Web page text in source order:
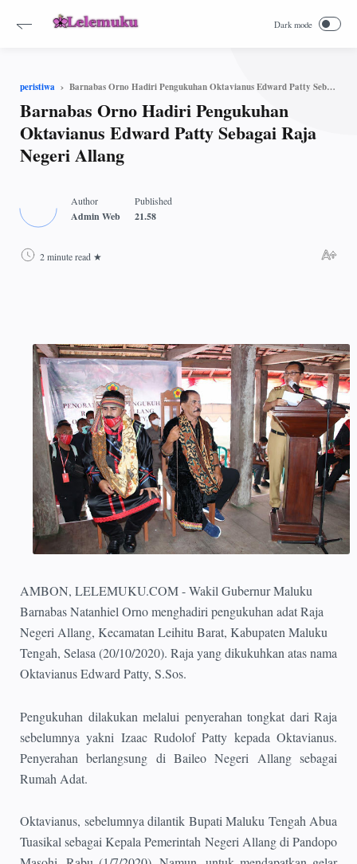
peristiwa Barnabas Orno Hadiri Pengukuhan Oktavianus Edward Patty Sebagai Raja Negeri Allang
Barnabas Orno Hadiri Pengukuhan
Oktavianus Edward Patty Sebagai Raja
Negeri Allang
2 minute read
AMBON, LELEMUKU.COM - Wakil Gubernur Maluku
Barnabas Natanhiel Orno menghadiri pengukuhan adat Raja
Negeri Allang, Kecamatan Leihitu Barat, Kabupaten Maluku
Tengah, Selasa (20/10/2020). Raja yang dikukuhkan atas nama
Oktavianus Edward Patty, S.Sos.
Pengukuhan dilakukan melalui penyerahan tongkat dari Raja
sebelumnya yakni Izaac Rudolof Patty kepada Oktavianus.
Penyerahan berlangsung di Baileo Negeri Allang sebagai
Rumah Adat.
Oktavianus, sebelumnya dilantik Bupati Maluku Tengah Abua
Tuasikal sebagai Kepala Pemerintah Negeri Allang di Pandopo